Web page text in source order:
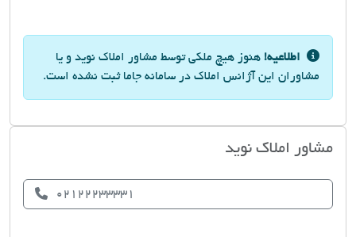
اطلاعیه! هنوز هیچ ملکی توسط مشاور املاک نوید و یا
مشاوران این آژانس املاک در سامانه جاما ثبت نشده است.
مشاور املاک نوید
02122233331